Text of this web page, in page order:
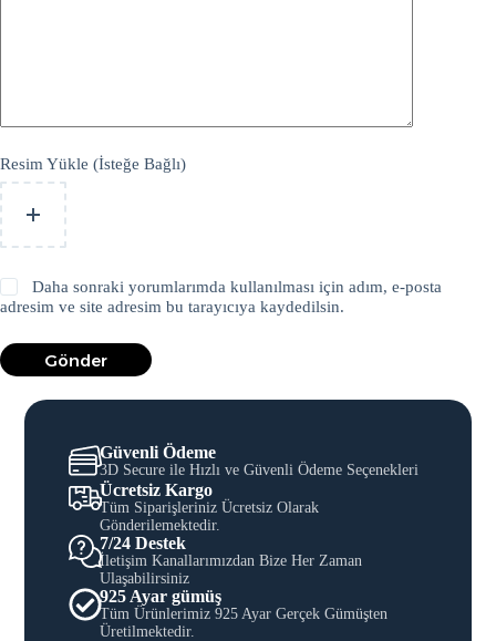
Resim Yükle (İsteğe Bağlı)
Daha sonraki yorumlarımda kullanılması için adım, e-posta
adresim ve site adresim bu tarayıcıya kaydedilsin.
Gönder
Güvenli Ödeme
3D Secure ile Hızlı ve Güvenli Ödeme Seçenekleri
Ücretsiz Kargo
Tüm Siparişleriniz Ücretsiz Olarak
Gönderilemektedir.
7/24 Destek
İletişim Kanallarımızdan Bize Her Zaman
Ulaşabilirsiniz
925 Ayar gümüş
Tüm Ürünlerimiz 925 Ayar Gerçek Gümüşten
Üretilmektedir.